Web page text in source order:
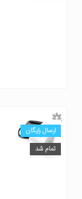
ارسال رایگان
تمام شد